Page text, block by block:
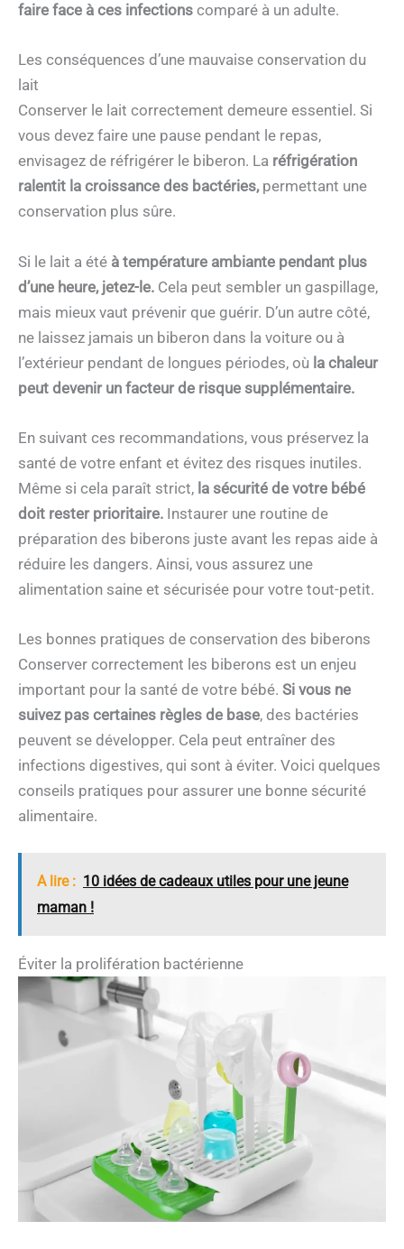
faire face à ces infections comparé à un adulte.
Les conséquences d’une mauvaise conservation du
lait
Conserver le lait correctement demeure essentiel. Si
vous devez faire une pause pendant le repas,
envisagez de réfrigérer le biberon. La réfrigération
ralentit la croissance des bactéries,permettant une
conservation plus sûre.
Si le lait a été à température ambiante pendant plus
d’une heure, jetez-le. Cela peut sembler un gaspillage,
mais mieux vaut prévenir que guérir. D’un autre côté,
ne laissez jamais un biberon dans la voiture ou à
l’extérieur pendant de longues périodes, où la chaleur
peut devenir un facteur de risque supplémentaire.
En suivant ces recommandations, vous préservez la
santé de votre enfant et évitez des risques inutiles.
Même si cela paraît strict, la sécurité de votre bébé
doit rester prioritaire. Instaurer une routine de
préparation des biberons juste avant les repas aide à
réduire les dangers. Ainsi, vous assurez une
alimentation saine et sécurisée pour votre tout-petit.
Les bonnes pratiques de conservation des biberons
Conserver correctement les biberons est un enjeu
important pour la santé de votre bébé. Si vous ne
suivez pas certaines règles de base, des bactéries
peuvent se développer. Cela peut entraîner des
infections digestives, qui sont à éviter. Voici quelques
conseils pratiques pour assurer une bonne sécurité
alimentaire.
A lire : 10 idées de cadeaux utiles pour une jeune
maman !
Éviter la prolifération bactérienne